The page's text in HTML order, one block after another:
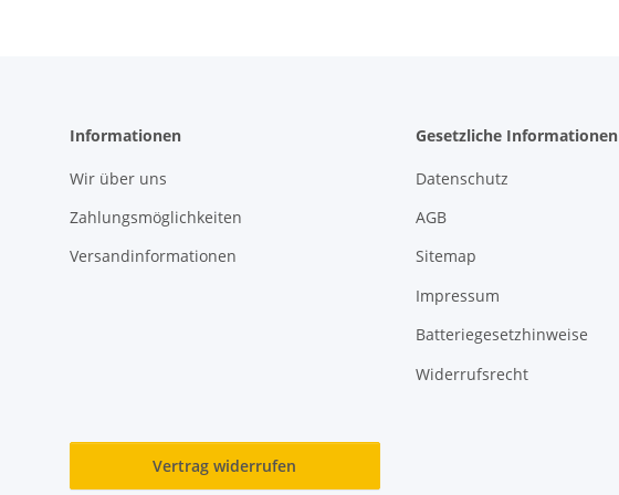
Informationen
Wir über uns
Zahlungsmöglichkeiten
Versandinformationen
Gesetzliche Informationen
Datenschutz
AGB
Sitemap
Impressum
Batteriegesetzhinweise
Widerrufsrecht
Vertrag widerrufen